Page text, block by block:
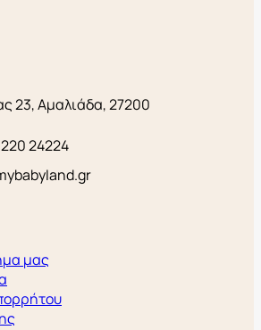
23, Αμαλιάδα, 27200
24224
μας